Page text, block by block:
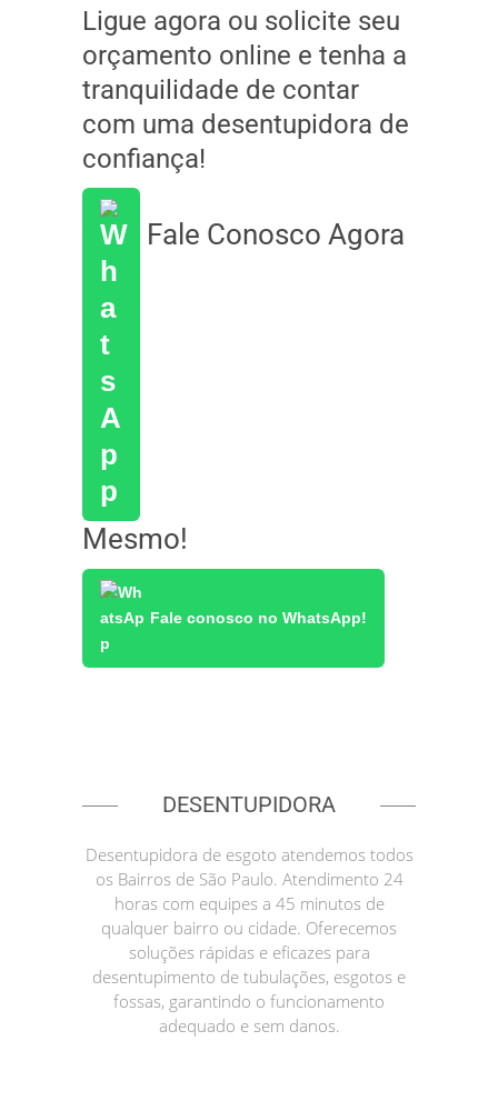
Ligue agora ou solicite seu
orçamento online e tenha a
tranquilidade de contar
com uma desentupidora de
confiança!
Fale Conosco Agora
Mesmo!
Fale conosco no WhatsApp!
DESENTUPIDORA
Desentupidora de esgoto atendemos todos
os Bairros de São Paulo. Atendimento 24
horas com equipes a 45 minutos de
qualquer bairro ou cidade. Oferecemos
soluções rápidas e eficazes para
desentupimento de tubulações, esgotos e
fossas, garantindo o funcionamento
adequado e sem danos.